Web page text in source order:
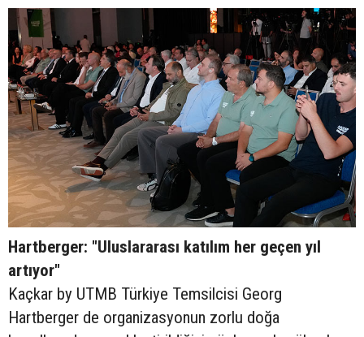
Hartberger: "Uluslararası katılım her geçen yıl
artıyor"
Kaçkar by UTMB Türkiye Temsilcisi Georg
Hartberger de organizasyonun zorlu doğa